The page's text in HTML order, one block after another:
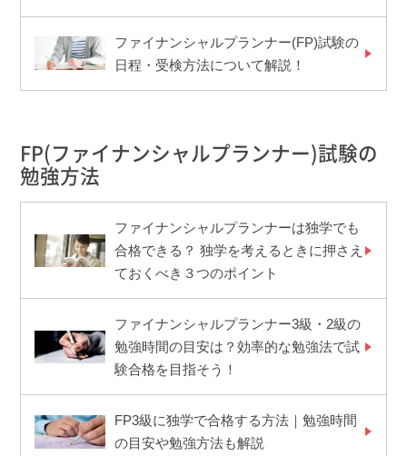
ファイナンシャルプランナー(FP)試験の
日程・受検方法について解説！
FP(ファイナンシャルプランナー)試験の
勉強方法
ファイナンシャルプランナーは独学でも
合格できる？ 独学を考えるときに押さえ
ておくべき３つのポイント
ファイナンシャルプランナー3級・2級の
勉強時間の目安は？効率的な勉強法で試
験合格を目指そう！
FP3級に独学で合格する方法｜勉強時間
の目安や勉強方法も解説